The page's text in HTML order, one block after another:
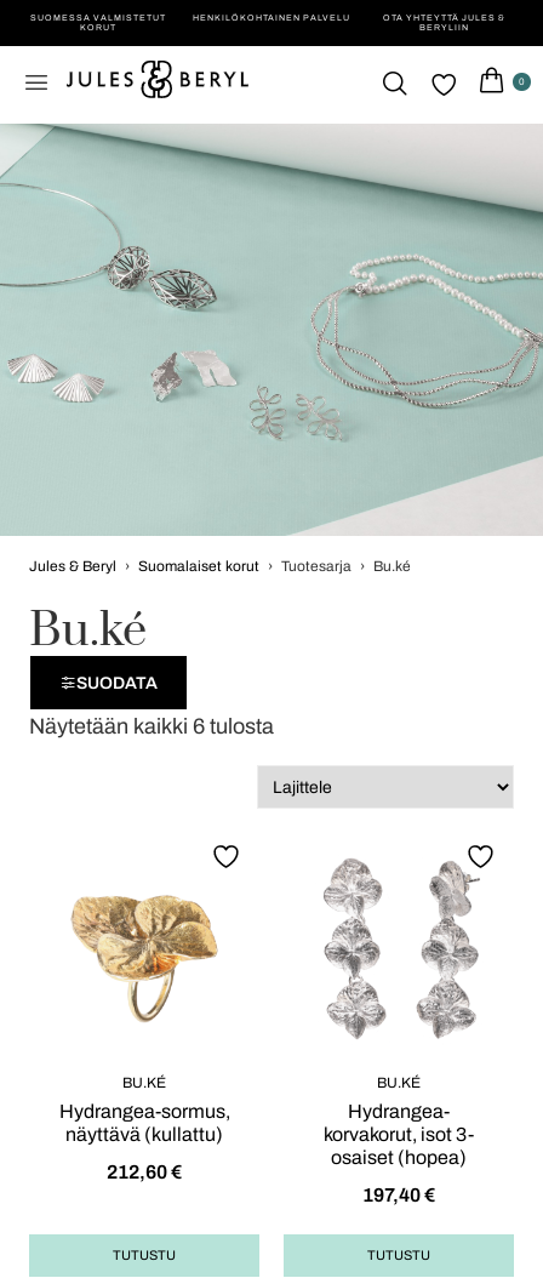
SUOMESSA VALMISTETUT
KORUT
HENKILÖ­KOHTAINEN PALVELU
OTA YHTEYTTÄ JULES &
BERYLIIN
0
Jules & Beryl › Suomalaiset korut › Tuotesarja › Bu.ké
Bu.ké
SUODATA
Näytetään kaikki 6 tulosta
BU.KÉ
Hydrangea-sormus,
näyttävä (kullattu)
212,60€
TUTUSTU
BU.KÉ
Hydrangea-
korvakorut, isot 3-
osaiset (hopea)
197,40€
TUTUSTU